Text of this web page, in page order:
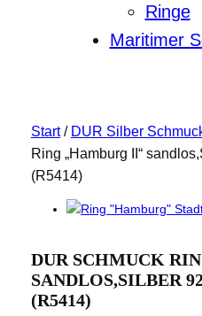
Ringe
Maritimer
Start/ DUR Silber
Ring „Hamburg II“
(R5414)
DUR SCHMUCK
SANDLOS,SILBER
(R5414)